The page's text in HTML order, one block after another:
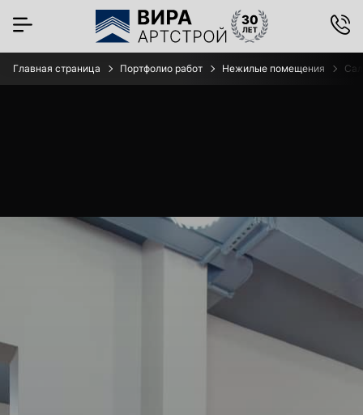
Главная страница Портфолио работ Нежилые помещения